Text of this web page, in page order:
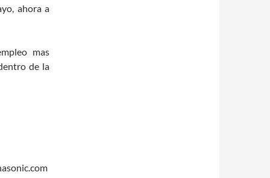
ahora a
mas
de la